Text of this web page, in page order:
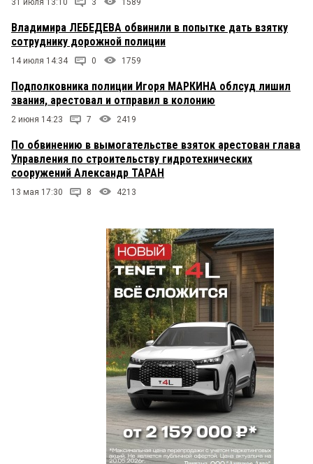
Владимира ЛЕБЕДЕВА обвинили в попытке дать взятку
сотруднику дорожной полиции
14 июля 14:34 0 1759
Подполковника полиции Игоря МАРКИНА облсуд лишил
звания, арестовал и отправил в колонию
2 июня 14:23 7 2419
По обвинению в вымогательстве взяток арестован глава
Управления по строительству гидротехнических
сооружений Александр ТАРАН
13 мая 17:30 8 4213